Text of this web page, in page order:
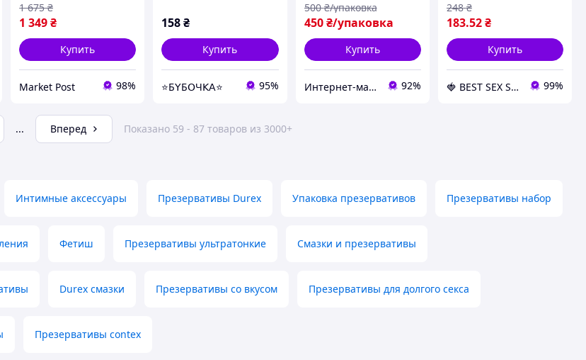
1 349₴
1 675 ₴
Купить
Market Post 98%
158₴
Купить
⭐Б𝖸Б𝖮Ч𝖪𝖠⭐ 95%
450 ₴/упаковка
500 ₴/упаковка
Купить
Интернет-магазин "Просто" 92%
183.52₴
248 ₴
Купить
🍓 BEST SEX SHOP 💋 99%
... Вперед Показано 59 - 87 товаров из 3000+
Интимные аксессуары Презервативы Durex Упаковка презервативов Презервативы набор
Фетиш Презервативы ультратонкие Смазки и презервативы
Durex смазки Презервативы со вкусом Презервативы для долгого секса
Презервативы contex